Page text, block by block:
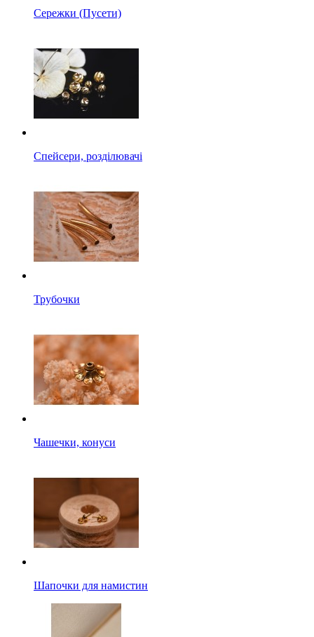
Сережки (Пусети)
Спейсери, розділювачі
Трубочки
Чашечки, конуси
Шапочки для намистин